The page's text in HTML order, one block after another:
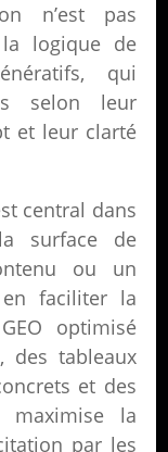
n’est pas
logique de
qui
selon leur
et leur clarté
central dans
surface de
ou un
faciliter la
optimisé
des tableaux
et des
maximise la
par les